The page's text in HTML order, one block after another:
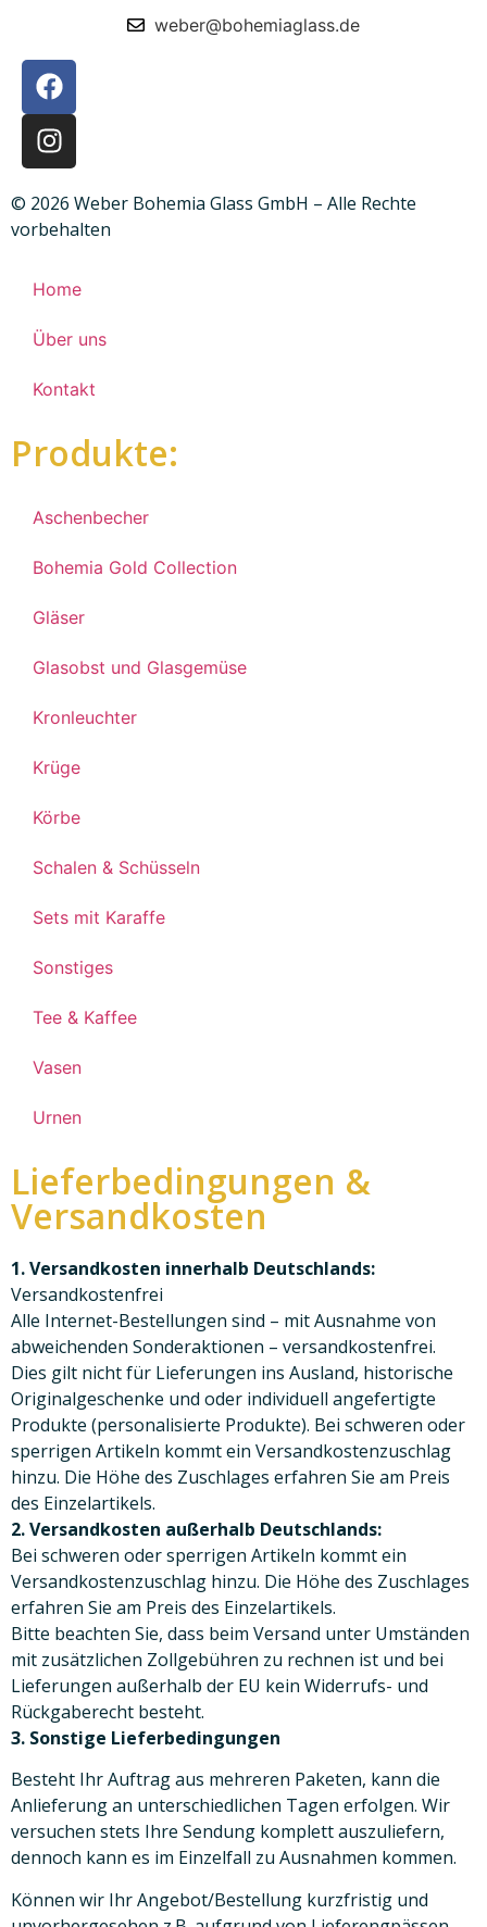
weber@bohemiaglass.de
© 2026 Weber Bohemia Glass GmbH – Alle Rechte
vorbehalten
Home
Über uns
Kontakt
Produkte:
Aschenbecher
Bohemia Gold Collection
Gläser
Glasobst und Glasgemüse
Kronleuchter
Krüge
Körbe
Schalen & Schüsseln
Sets mit Karaffe
Sonstiges
Tee & Kaffee
Vasen
Urnen
Lieferbedingungen &
Versandkosten
1. Versandkosten innerhalb Deutschlands:
Versandkostenfrei
Alle Internet-Bestellungen sind – mit Ausnahme von
abweichenden Sonderaktionen – versandkostenfrei.
Dies gilt nicht für Lieferungen ins Ausland, historische
Originalgeschenke und oder individuell angefertigte
Produkte (personalisierte Produkte). Bei schweren oder
sperrigen Artikeln kommt ein Versandkostenzuschlag
hinzu. Die Höhe des Zuschlages erfahren Sie am Preis
des Einzelartikels.
2. Versandkosten außerhalb Deutschlands:
Bei schweren oder sperrigen Artikeln kommt ein
Versandkostenzuschlag hinzu. Die Höhe des Zuschlages
erfahren Sie am Preis des Einzelartikels.
Bitte beachten Sie, dass beim Versand unter Umständen
mit zusätzlichen Zollgebühren zu rechnen ist und bei
Lieferungen außerhalb der EU kein Widerrufs- und
Rückgaberecht besteht.
3. Sonstige Lieferbedingungen
Besteht Ihr Auftrag aus mehreren Paketen, kann die
Anlieferung an unterschiedlichen Tagen erfolgen. Wir
versuchen stets Ihre Sendung komplett auszuliefern,
dennoch kann es im Einzelfall zu Ausnahmen kommen.
Können wir Ihr Angebot/Bestellung kurzfristig und